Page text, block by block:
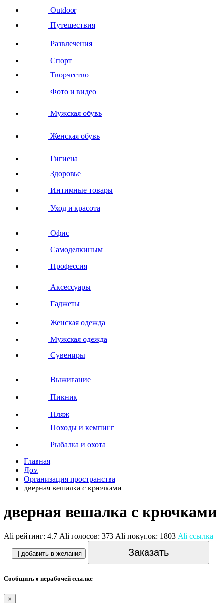
Outdoor
Путешествия
Развлечения
Спорт
Творчество
Фото и видео
Мужская обувь
Женская обувь
Гигиена
Здоровье
Интимные товары
Уход и красота
Офис
Самоделкиным
Профессия
Аксессуары
Гаджеты
Женская одежда
Мужская одежда
Сувениры
Выживание
Пикник
Пляж
Походы и кемпинг
Рыбалка и охота
Главная
Дом
Организация пространства
дверная вешалка с крючками
дверная вешалка с крючками
Ali рейтинг: 4.7 Ali голосов: 373 Ali покупок: 1803 Ali ссылка
| добавить в желания Заказать
Сообщить о нерабочей ссылке
×